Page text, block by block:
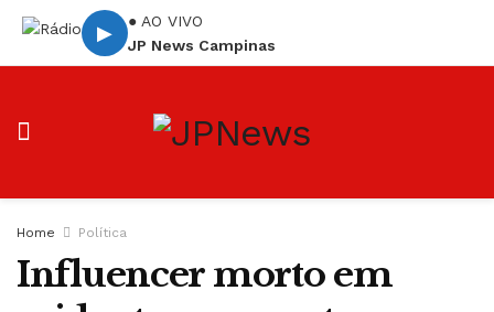
▶
● AO VIVO
JP News Campinas
Home Política
Influencer morto em